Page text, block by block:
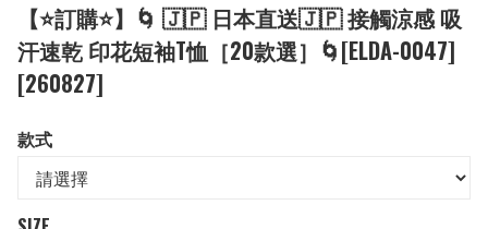
【⭐訂購⭐】🌀 🇯🇵 日本直送🇯🇵 接觸涼感 吸
汗速乾 印花短袖T恤［20款選］🌀[ELDA-0047]
[260827]
款式